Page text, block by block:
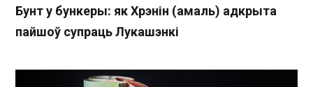
Бунт у бункеры: як Хрэнін (амаль) адкрыта
пайшоў супраць Лукашэнкі